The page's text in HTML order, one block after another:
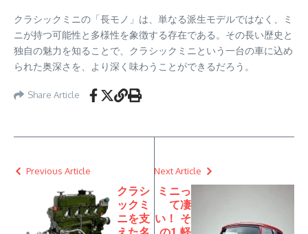
クラシックミニの「長モノ」は、単なる派生モデルではなく、ミ
ニが持つ可能性と多様性を象徴する存在である。その長い歴史と
独自の魅力を知ることで、クラシックミニという一台の車に込め
られた奥深さを、より深く味わうことができるだろう。
Share Article
Previous Article
クラシ
ックミ
ニを支
Next Article
ミニっ
て凄
い！ そ